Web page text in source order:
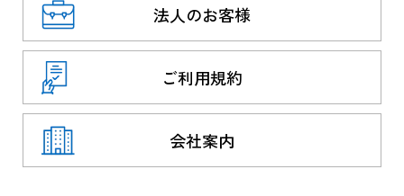
法人のお客様
ご利用規約
会社案内